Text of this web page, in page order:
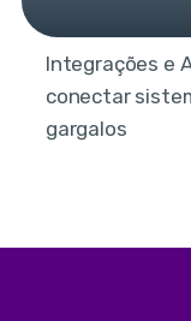
Integrações e
conectar
gargalos